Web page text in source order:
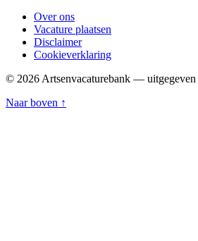
Over ons
Vacature plaatsen
Disclaimer
Cookieverklaring
© 2026 Artsenvacaturebank —
Naar boven ↑